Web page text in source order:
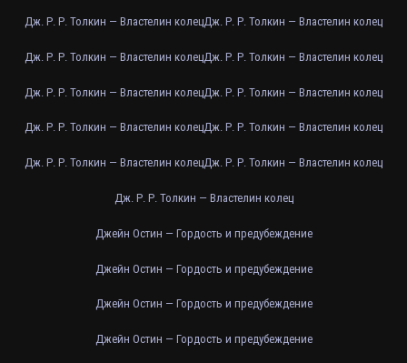
Дж. Р. Р. Толкин — Властелин колецДж. Р. Р. Толкин — Властелин колец
Дж. Р. Р. Толкин — Властелин колецДж. Р. Р. Толкин — Властелин колец
Дж. Р. Р. Толкин — Властелин колецДж. Р. Р. Толкин — Властелин колец
Дж. Р. Р. Толкин — Властелин колецДж. Р. Р. Толкин — Властелин колец
Дж. Р. Р. Толкин — Властелин колецДж. Р. Р. Толкин — Властелин колец
Дж. Р. Р. Толкин — Властелин колец
Джейн Остин — Гордость и предубеждение
Джейн Остин — Гордость и предубеждение
Джейн Остин — Гордость и предубеждение
Джейн Остин — Гордость и предубеждение